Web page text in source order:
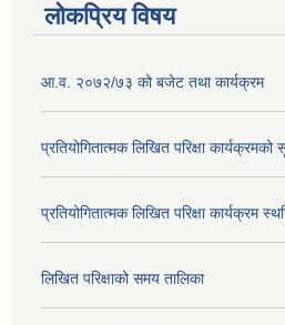
लोकप्रिय विषय
आ.व. २०७२/७३ को बजेट तथा कार्यक्रम
प्रतियोगितात्मक लिखित परिक्षा कार्यक्रमको
प्रतियोगितात्मक लिखित परिक्षा कार्यक्रम
लिखित परिक्षाको समय तालिका